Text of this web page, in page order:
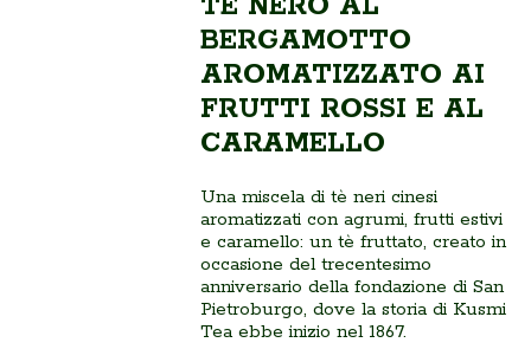
BERGAMOTTO
AROMATIZZATO AI
FRUTTI ROSSI E AL
CARAMELLO
Una miscela di tè neri cinesi
aromatizzati con agrumi, frutti estivi
e caramello: un tè fruttato, creato in
occasione del trecentesimo
anniversario della fondazione di San
Pietroburgo, dove la storia di Kusmi
Tea ebbe inizio nel 1867.